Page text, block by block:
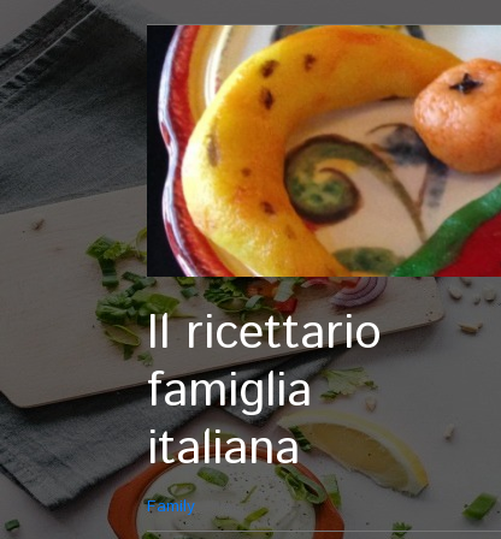
Il ricettario
famiglia
italiana
Family